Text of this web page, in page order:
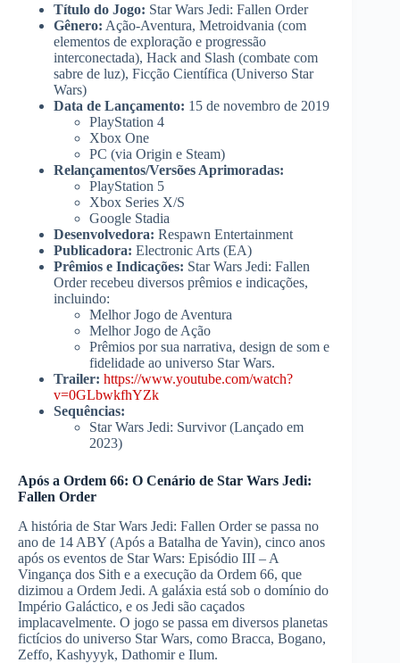
Título do Jogo: Star Wars Jedi: Fallen Order
Gênero: Ação-Aventura, Metroidvania (com
elementos de exploração e progressão
interconectada), Hack and Slash (combate com
sabre de luz), Ficção Científica (Universo Star
Wars)
Data de Lançamento: 15 de novembro de 2019
PlayStation 4
Xbox One
PC (via Origin e Steam)
Relançamentos/Versões Aprimoradas:
PlayStation 5
Xbox Series X/S
Google Stadia
Desenvolvedora: Respawn Entertainment
Publicadora: Electronic Arts (EA)
Prêmios e Indicações: Star Wars Jedi: Fallen
Order recebeu diversos prêmios e indicações,
incluindo:
Melhor Jogo de Aventura
Melhor Jogo de Ação
Prêmios por sua narrativa, design de som e
fidelidade ao universo Star Wars.
Trailer: https://www.youtube.com/watch?
v=0GLbwkfhYZk
Sequências:
Star Wars Jedi: Survivor (Lançado em
2023)
Após a Ordem 66: O Cenário de Star Wars Jedi:
Fallen Order
A história de Star Wars Jedi: Fallen Order se passa no
ano de 14 ABY (Após a Batalha de Yavin), cinco anos
após os eventos de Star Wars: Episódio III – A
Vingança dos Sith e a execução da Ordem 66, que
dizimou a Ordem Jedi. A galáxia está sob o domínio do
Império Galáctico, e os Jedi são caçados
implacavelmente. O jogo se passa em diversos planetas
fictícios do universo Star Wars, como Bracca, Bogano,
Zeffo, Kashyyyk, Dathomir e Ilum.